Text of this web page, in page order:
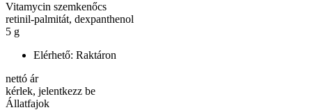
Vitamycin szemkenőcs
retinil-palmitát, dexpanthenol
5 g
Elérhető: Raktáron
nettó ár
kérlek, jelentkezz be
Állatfajok